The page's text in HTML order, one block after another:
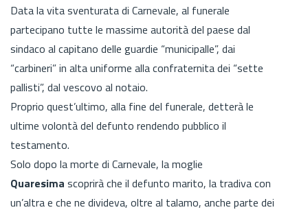
Data la vita sventurata di Carnevale, al funerale
partecipano tutte le massime autorità del paese dal
sindaco al capitano delle guardie “municipalle”, dai
“carbineri” in alta uniforme alla confraternita dei “sette
pallisti”, dal vescovo al notaio.
Proprio quest’ultimo, alla fine del funerale, detterà le
ultime volontà del defunto rendendo pubblico il
testamento.
Solo dopo la morte di Carnevale, la moglie
Quaresima scoprirà che il defunto marito, la tradiva con
un’altra e che ne divideva, oltre al talamo, anche parte dei